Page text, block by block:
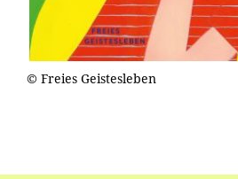
© Freies Geistesleben